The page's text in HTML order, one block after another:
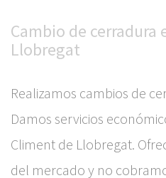
Cambio de cerradura
Llobregat
Realizamos cambios de
Damos servicios
Climent de Llobregat.
del mercado y no